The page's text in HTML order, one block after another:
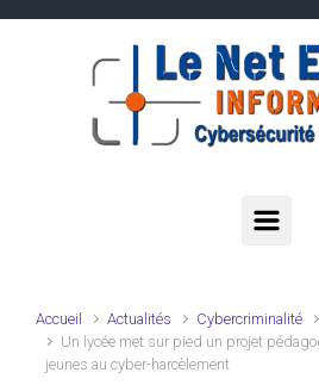
Accueil Actualités Cybercriminalité
Un lycée met sur pied un projet
jeunes au cyber-harcèlement